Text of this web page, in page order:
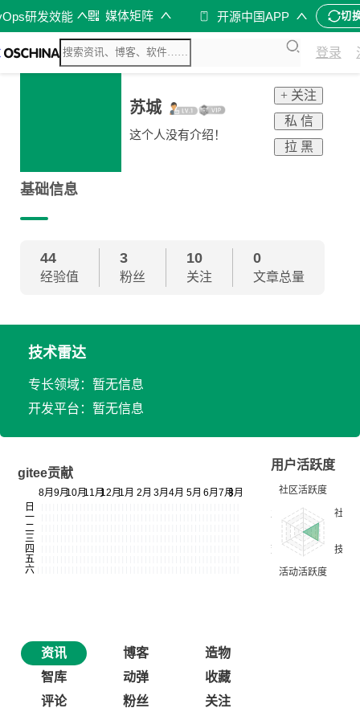
研发效能 媒体矩阵 开源中国APP 切
登录
苏城
这个人没有介绍！
+ 关注
私 信
拉 黑
基础信息
44
经验值
3
粉丝
10
关注
0
文章总量
技术雷达
专长领域：暂无信息
开发平台：暂无信息
gitee贡献
用户活跃度
资讯 博客
造物
智库
动弹
收藏
评论
粉丝 关注